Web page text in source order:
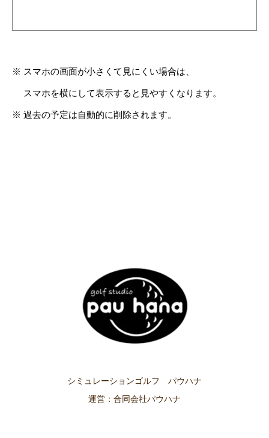
※ スマホの画面が小さくて見にくい場合は、
スマホを横にして表示すると見やすくなります。
※ 過去の予定は自動的に削除されます。
シミュレーションゴルフ パウハナ
運営：合同会社パウハナ